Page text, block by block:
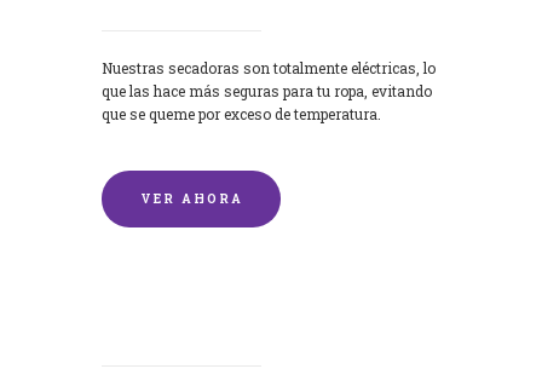
Nuestras secadoras son totalmente eléctricas, lo
que las hace más seguras para tu ropa, evitando
que se queme por exceso de temperatura.
VER AHORA